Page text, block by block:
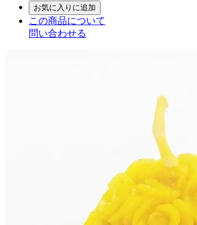
お気に入りに追加
この商品について
問い合わせる